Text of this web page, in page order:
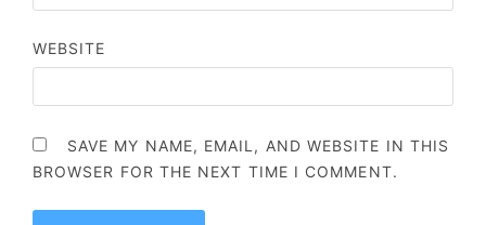
WEBSITE
SAVE MY NAME, EMAIL, AND WEBSITE IN THIS
BROWSER FOR THE NEXT TIME I COMMENT.